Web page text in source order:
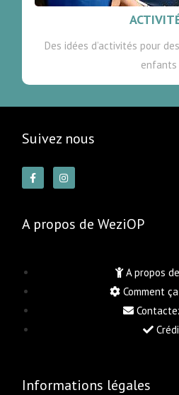
Des idées d’activités pour
enfants
Suivez nous
A propos de WeziOP
A propos
Comment
Informations légales